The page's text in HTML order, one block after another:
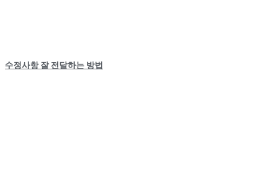
수정사항 잘 전달하는 방법